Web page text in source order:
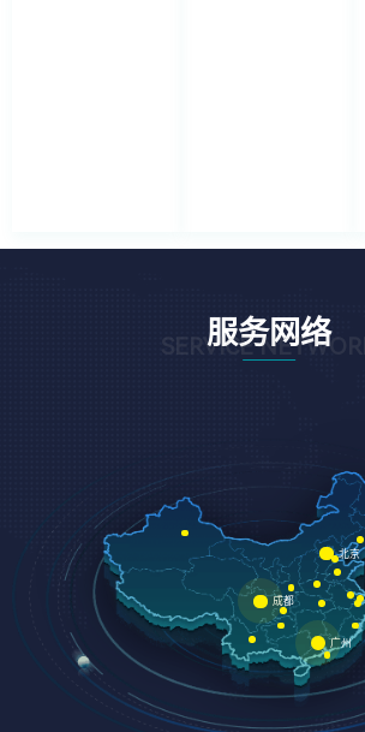
服务网络
SERVICE NETWORK
北京
成都
广州